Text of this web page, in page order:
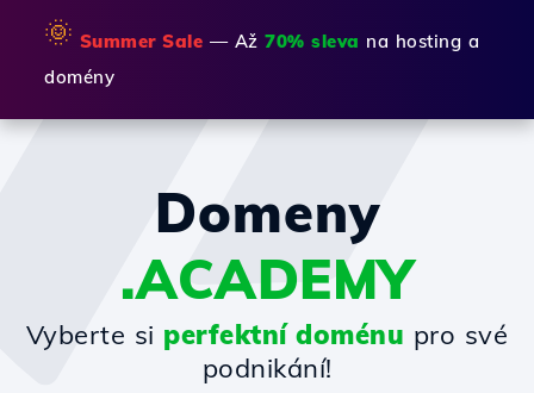
🌞 Summer Sale — Až 70% sleva na hosting a
domény
Domeny
.ACADEMY
Vyberte si perfektní doménu pro své
podnikání!